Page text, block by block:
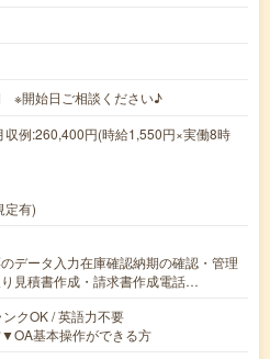
※開始日ご相談ください♪
例:260,400円(時給1,550円×実働8時
有)
データ入力在庫確認納期の確認・管理
見積書作成・請求書作成電話…
クOK / 英語力不要
基本操作ができる方